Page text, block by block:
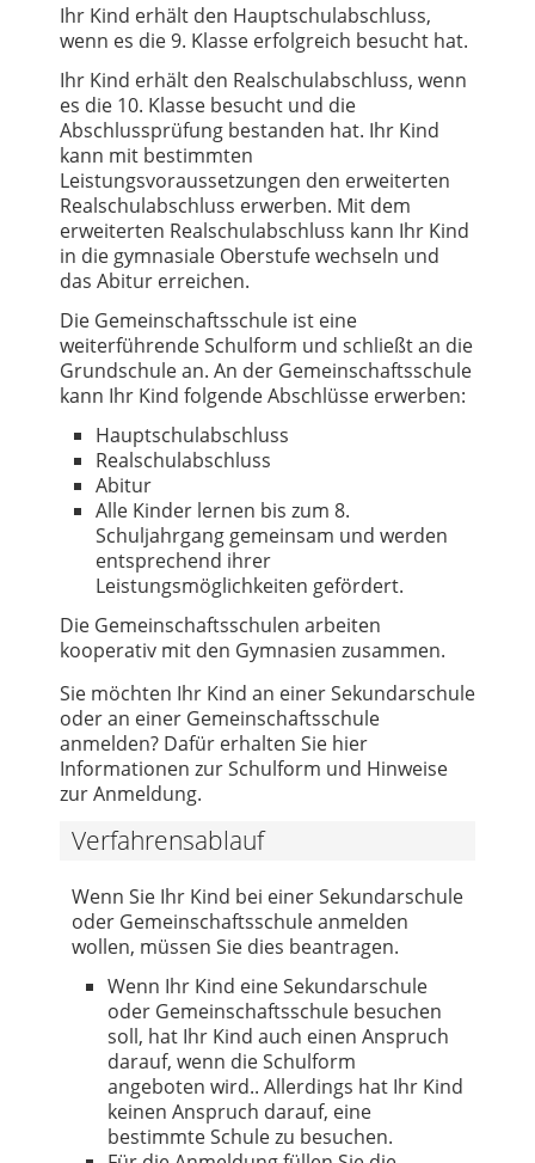
Ihr Kind erhält den Hauptschulabschluss,
wenn es die 9. Klasse erfolgreich besucht hat.
Ihr Kind erhält den Realschulabschluss, wenn
es die 10. Klasse besucht und die
Abschlussprüfung bestanden hat. Ihr Kind
kann mit bestimmten
Leistungsvoraussetzungen den erweiterten
Realschulabschluss erwerben. Mit dem
erweiterten Realschulabschluss kann Ihr Kind
in die gymnasiale Oberstufe wechseln und
das Abitur erreichen.
Die Gemeinschaftsschule ist eine
weiterführende Schulform und schließt an die
Grundschule an. An der Gemeinschaftsschule
kann Ihr Kind folgende Abschlüsse erwerben:
Hauptschulabschluss
Realschulabschluss
Abitur
Alle Kinder lernen bis zum 8.
Schuljahrgang gemeinsam und werden
entsprechend ihrer
Leistungsmöglichkeiten gefördert.
Die Gemeinschaftsschulen arbeiten
kooperativ mit den Gymnasien zusammen.
Sie möchten Ihr Kind an einer Sekundarschule
oder an einer Gemeinschaftsschule
anmelden? Dafür erhalten Sie hier
Informationen zur Schulform und Hinweise
zur Anmeldung.
Verfahrensablauf
Wenn Sie Ihr Kind bei einer Sekundarschule
oder Gemeinschaftsschule anmelden
wollen, müssen Sie dies beantragen.
Wenn Ihr Kind eine Sekundarschule
oder Gemeinschaftsschule besuchen
soll, hat Ihr Kind auch einen Anspruch
darauf, wenn die Schulform
angeboten wird.. Allerdings hat Ihr Kind
keinen Anspruch darauf, eine
bestimmte Schule zu besuchen.